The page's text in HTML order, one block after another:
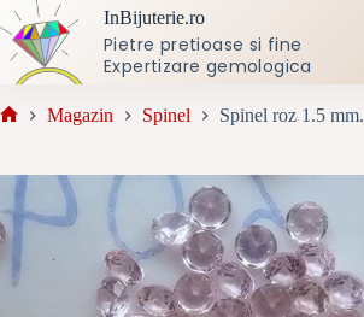
Sari
la
conținut
InBijuterie.ro
Pietre pretioase si fine
Expertizare gemologica
Magazin Spinel Spinel roz 1.5 mm.